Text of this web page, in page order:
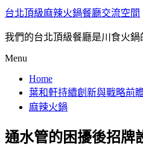
台北頂級麻辣火鍋餐廳交流空間
我們的台北頂級餐廳是川食火
Menu
Home
葉和軒持續創新與戰略前
麻辣火鍋
通水管的困擾後招牌